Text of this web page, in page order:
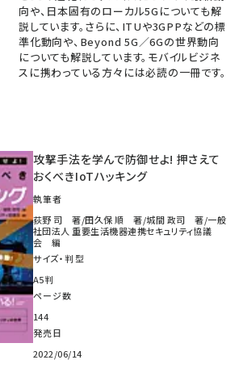
向や、日本固有のローカル5Gについても解
説しています。さらに、ITUや3GPPなどの標
準化動向や、Beyond 5G／6Gの世界動向
についても解説しています。モバイルビジネ
スに携わっている方々には必読の一冊です。
攻撃手法を学んで防御せよ! 押さえて
おくべきIoTハッキング
執筆者
荻野 司 著/田久保 順 著/城間 政司 著/一般
社団法人 重要生活機器連携セキュリティ協議
会 編
サイズ・判型
A5判
ページ数
144
発売日
2022/06/14